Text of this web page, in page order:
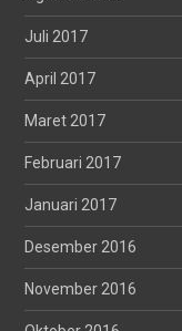
Juli 2017
April 2017
Maret 2017
Februari 2017
Januari 2017
Desember 2016
November 2016